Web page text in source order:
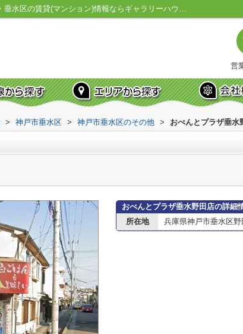
おべんとプラザ垂水野田店情報ページ｜神戸市・垂水区の賃貸(マンション)情報ならギャラリーハウス垂水店
営
> 神戸市垂水区 > 神戸市垂水区のその他 > おべんとプラザ垂水
おべんとプラザ垂水野田店の詳細
所在地
兵庫県神戸市垂水区野